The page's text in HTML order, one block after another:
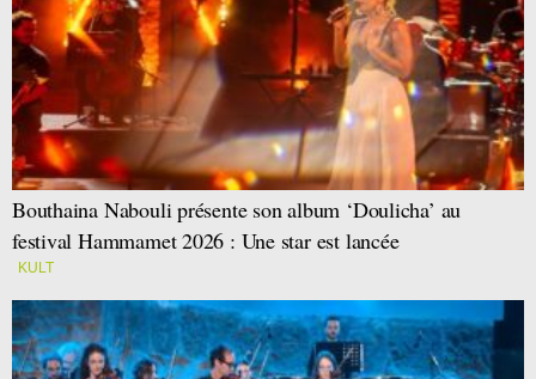
Bouthaina Nabouli présente son album ‘Doulicha’ au
festival Hammamet 2026 : Une star est lancée
KULT